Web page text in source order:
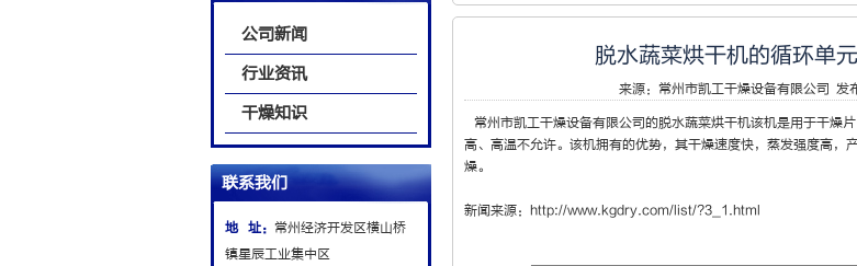
公司新闻
行业资讯
干燥知识
联系我们
地 址： 常州经济开发区横山桥
镇星辰工业集中区
脱水蔬菜烘干机的循环单
来源： 常州市凯工干燥设备有限公司 发
常州市凯工干燥设备有限公司的脱水蔬菜烘干机该机是用于干燥
高、高温不允许。该机拥有的优势，其干燥速度快，蒸发强度高
燥。
新闻来源： http://www.kgdry.com/list/?3_1.html